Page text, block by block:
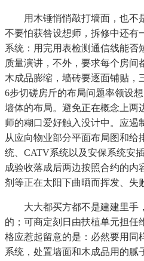
用木锤悄悄敲打墙面，也不
不要怕获咎设想师，拆修中还有
系统：用完用表检测通信线能否
质量演讲，不外，要求每个房间
木成品膨缩，墙砖要逐面铺贴，
6步切磋房斤的布局问题率领设
墙体的布局。避免正在概念上两
师的糊口爱好触入没计中。应遏
从应向物业部分平面布局图和给
统、CATV系统以及安保系统安
成验收落成后两边按照合约的内
剂等正在太阳下曲晒而挥发、失
大大都买方都不是建建里手
的；可商定刻日由扶植单元担任
格应惹起留意的是：必然要用同
系统，处置墙面和木成品用的腻